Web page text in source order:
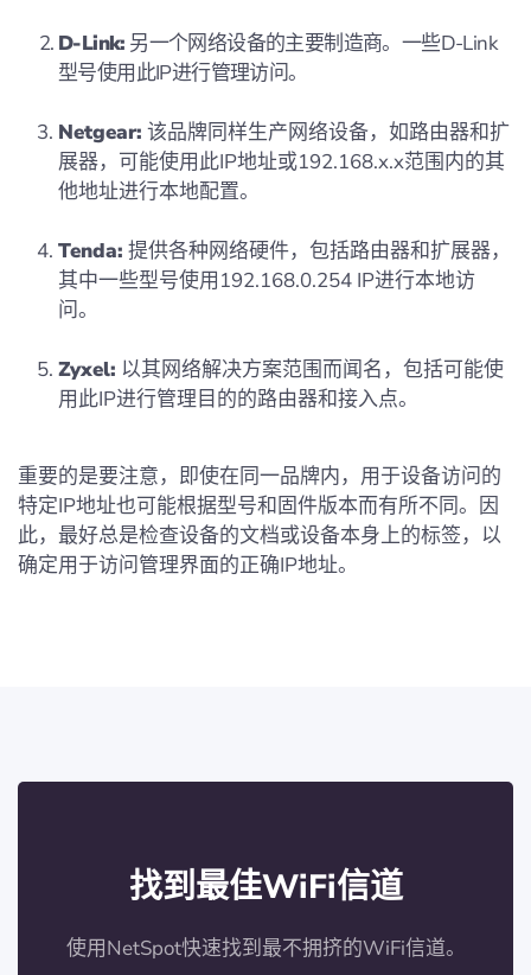
D-Link: 另一个网络设备的主要制造商。一些D-Link
型号使用此IP进行管理访问。
Netgear: 该品牌同样生产网络设备，如路由器和扩
展器，可能使用此IP地址或192.168.x.x范围内的其
他地址进行本地配置。
Tenda: 提供各种网络硬件，包括路由器和扩展器，
其中一些型号使用192.168.0.254 IP进行本地访
问。
Zyxel: 以其网络解决方案范围而闻名，包括可能使
用此IP进行管理目的的路由器和接入点。
重要的是要注意，即使在同一品牌内，用于设备访问的
特定IP地址也可能根据型号和固件版本而有所不同。因
此，最好总是检查设备的文档或设备本身上的标签，以
确定用于访问管理界面的正确IP地址。
找到最佳WiFi信道
使用NetSpot快速找到最不拥挤的WiFi信道。